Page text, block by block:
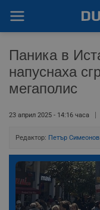
Паника в
напуснаха
мегаполис
23 април 2025 - 14:16 часа
Редактор: Петър Симеонов